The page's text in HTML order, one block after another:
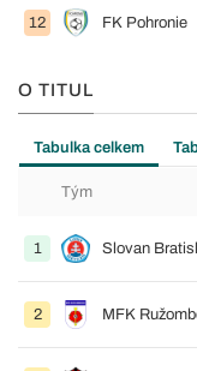
12 FK Pohronie
O TITUL
Tabulka celkem
Tým
1 Slovan
2 MFK